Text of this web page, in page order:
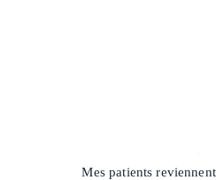
Mes patients